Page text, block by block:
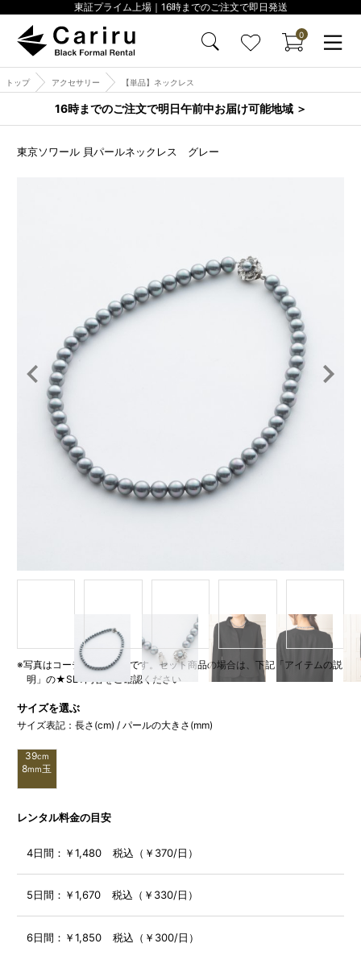
東証プライム上場｜16時までのご注文で即日発送
0
トップ アクセサリー 【単品】ネックレス
16時までのご注文で明日午前中お届け可能地域 ＞
東京ソワール 貝パールネックレス グレー
Item
※写真はコーディネート例です。セット商品の場合は、下記「アイテムの説
明」の★SET内容をご確認ください
サイズを選ぶ
サイズ表記：長さ(cm) / パールの大きさ(mm)
39cm
8mm玉
レンタル料金の目安
4日間： ￥1,480 税込（￥370/日）
5日間： ￥1,670 税込（￥330/日）
6日間： ￥1,850 税込（￥300/日）